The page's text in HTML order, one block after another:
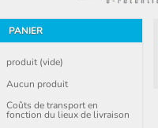
PANIER
produit (vide)
Aucun produit
Coûts de transport en
fonction du lieux de livraison